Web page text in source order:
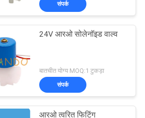
संपर्क
24V आरओ सोलेनॉइड वाल्व
बातचीत योग्य MOQ:1 टुकड़ा
संपर्क
आरओ त्वरित फिटिंग